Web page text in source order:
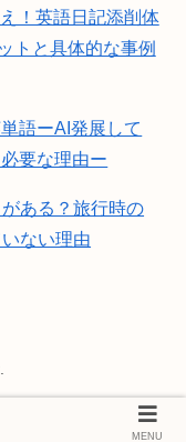
！英語日記添削体
トと具体的な事例
語ーAI発展して
要な理由ー
ある？旅行時の
ない理由
MENU